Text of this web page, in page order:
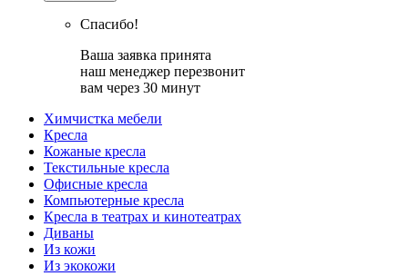
Спасибо!
Ваша заявка принята
наш менеджер перезвонит
вам через 30 минут
Химчистка мебели
Кресла
Кожаные кресла
Текстильные кресла
Офисные кресла
Компьютерные кресла
Кресла в театрах и кинотеатрах
Диваны
Из кожи
Из экокожи